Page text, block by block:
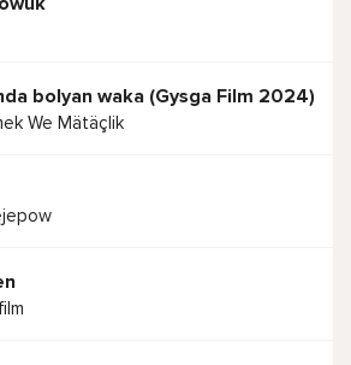
bolyan waka (Gysga Film 2024)
We Mätäçlik